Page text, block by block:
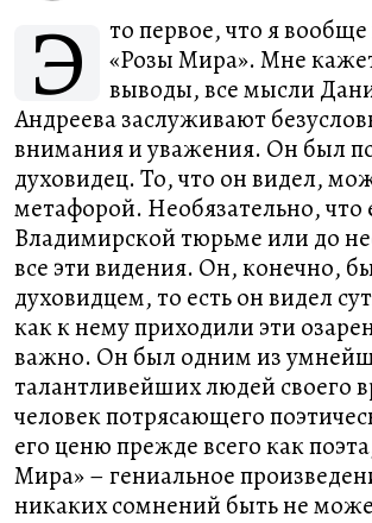
Э
то первое, что я
«Розы Мира». Мне
выводы, все мысли
Андреева заслуживают
внимания и уважения. Он был
духовидец. То, что он видел,
метафорой. Необязательно, что
Владимирской тюрьме или до
все эти видения. Он, конечно,
духовидцем, то есть он видел
как к нему приходили эти
важно. Он был одним из
талантливейших людей своего
человек потрясающего
его ценю прежде всего как
Мира» – гениальное
никаких сомнений быть не